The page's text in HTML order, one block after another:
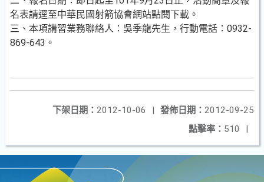
名表請逕至中華民國射箭協會網站點閱下載。
三、本項講習業務聯絡人：吳季龍先生，行動電話：0932-
869-643。
發佈日期： 2012-09-25
下架日期： 2012-10-06
|
點擊率： 510 |